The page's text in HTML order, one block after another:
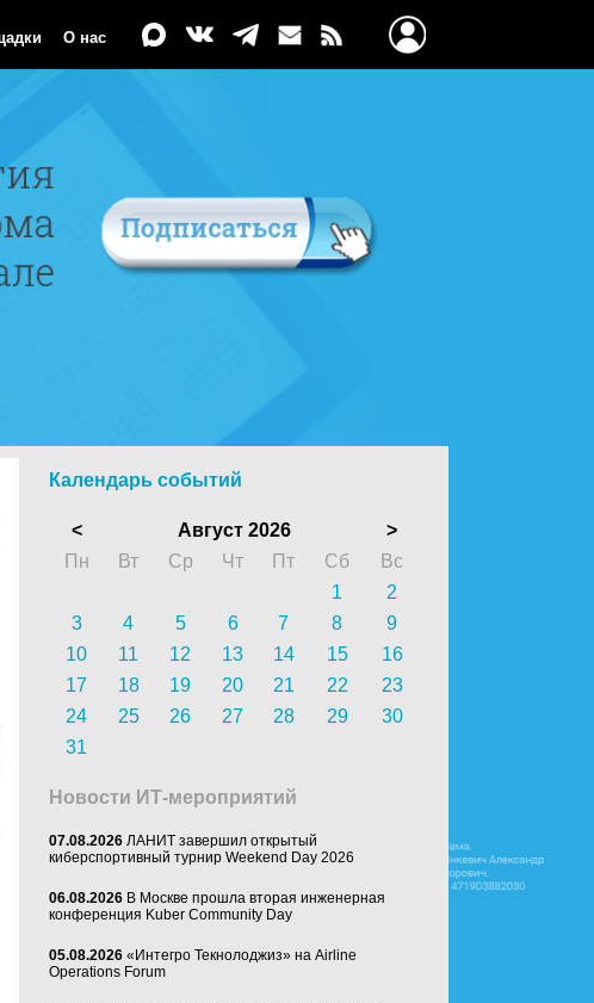
О нас
Календарь событий
< Август 2026
>
Пн
Вт Ср Чт Пт Сб
Вс
1
2
3
4 5 6 7 8
9
10
11 12 13 14 15
16
17
18 19 20 21 22
23
24
25 26 27 28 29
30
31
Новости ИТ-мероприятий
07.08.2026 ЛАНИТ завершил открытый
киберспортивный турнир Weekend Day 2026
06.08.2026 В Москве прошла вторая инженерная
конференция Kuber Community Day
05.08.2026 «Интегро Текнолоджиз» на Airline
Operations Forum